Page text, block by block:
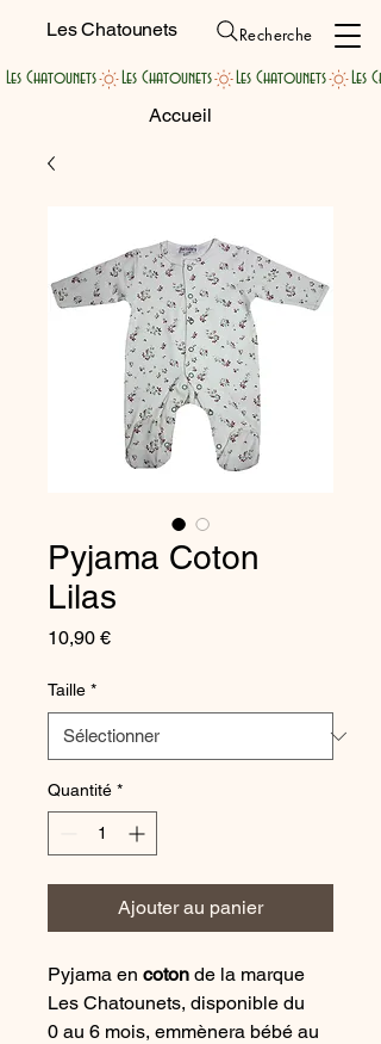
Recherche
Les Chatounets
Accueil
Les Chatounets
Pyjama Coton
Lilas
10,90 €Prix
Taille *
Quantité *
Ajouter au panier
Pyjama en coton de la marque
Les Chatounets, disponible du
0 au 6 mois, emmènera bébé au